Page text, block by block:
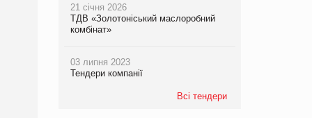
21 січня 2026
ТДВ «Золотоніський маслоробний
комбінат»
03 липня 2023
Тендери компанії
Всі тендери